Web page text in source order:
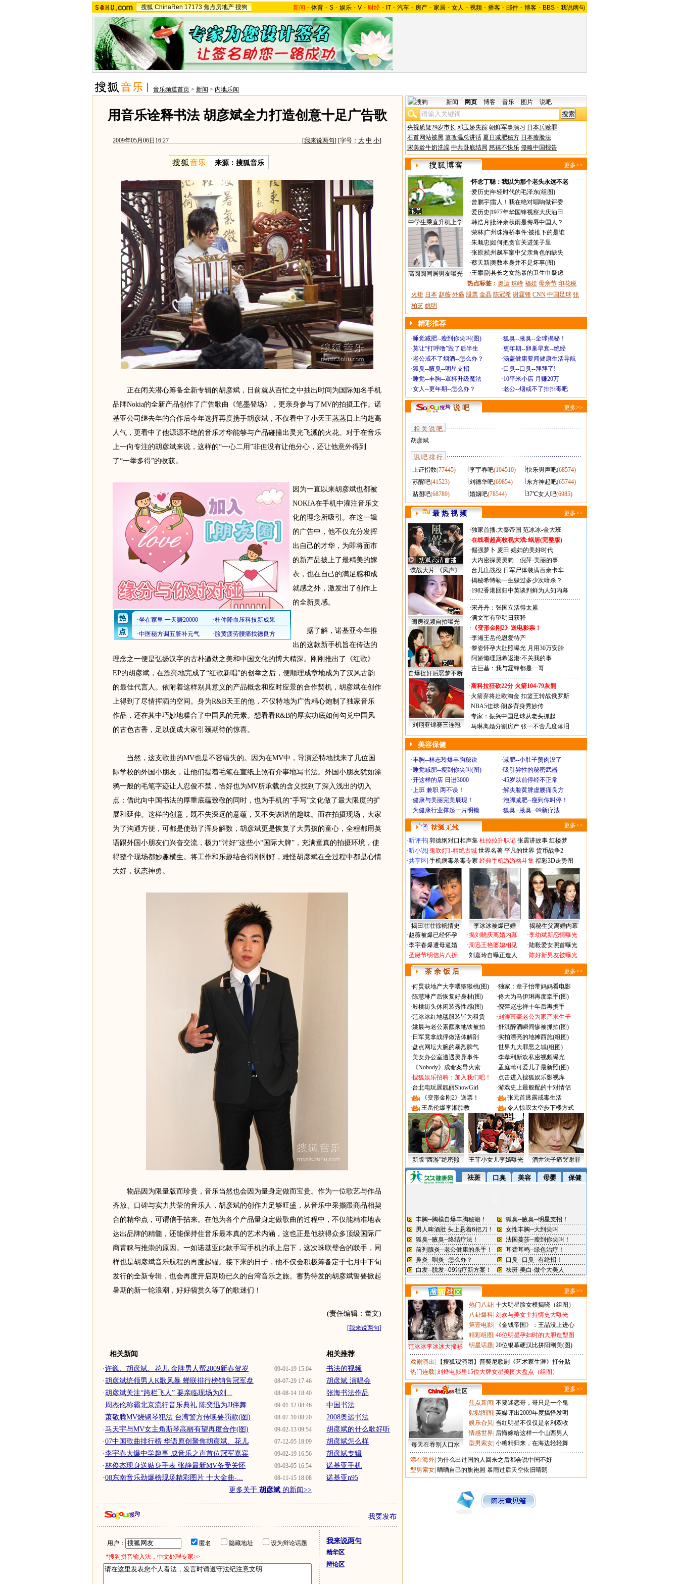
搜狐 ChinaRen 17173 焦点房地产 搜狗 新闻 - 体育 - S - 娱乐 - V - 财经 - IT - 汽车 - 房产 - 家居 - 女人 - 视频 - 播客 - 邮件 - 博客 - BBS - 我说两句
音乐频道首页 > 新闻 > 内地乐闻
用音乐诠释书法 胡彦斌全力打造创意十足广告歌
2009年05月06日16:27 [我来说两句] [字号： 大 中 小]
来源： 搜狐音乐
正在闭关潜心筹备全新专辑的胡彦斌，日前就从百忙之中抽出时间为国际知名手机
品牌Nokia的全新产品创作了广告歌曲《笔墨登场》，更亲身参与了MV的拍摄工作。诺
基亚公司继去年的合作后今年选择再度携手胡彦斌，不仅看中了小天王蒸蒸日上的超高
人气，更看中了他源源不绝的音乐才华能够与产品碰撞出灵光飞溅的火花。对于在音乐
上一向专注的胡彦斌来说，这样的“一心二用”非但没有让他分心，还让他意外得到
了“一举多得”的收获。
因为一直以来胡彦斌也都被
NOKIA在手机中灌注音乐文
化的理念所吸引。在这一辑
的广告中，他不仅充分发挥
出自己的才华，为即将面市
的新产品披上了最精美的嫁
衣，也在自己的满足感和成
就感之外，激发出了创作上
的全新灵感。
据了解，诺基亚今年推
出的这款新手机旨在传达的
理念之一便是弘扬汉字的古朴遒劲之美和中国文化的博大精深。刚刚推出了《红歌》
EP的胡彦斌，在漂亮地完成了“红歌新唱”的创举之后，便顺理成章地成为了汉风古韵
的最佳代言人。依附着这样别具意义的产品概念和应时应景的合作契机，胡彦斌在创作
上得到了尽情挥洒的空间。身为R&B天王的他，不仅特地为广告精心炮制了独家音乐
作品，还在其中巧妙地糅合了中国风的元素。想看看R&B的厚实功底如何勾兑中国风
的古色古香，足以促成大家引颈期待的惊喜。
当然，这支歌曲的MV也是不容错失的。因为在MV中，导演还特地找来了几位国
际学校的外国小朋友，让他们提着毛笔在宣纸上煞有介事地写书法。外国小朋友犹如涂
鸦一般的毛笔字迹让人忍俊不禁，恰好也为MV所承载的含义找到了深入浅出的切入
点：借此向中国书法的厚重底蕴致敬的同时，也为手机的“手写”文化做了最大限度的扩
展和延伸。这样的创意，既不失深远的意蕴，又不失诙谐的趣味。而在拍摄现场，大家
为了沟通方便，可都是使劲了浑身解数，胡彦斌更是恢复了大男孩的童心，全程都用英
语跟外国小朋友们兴奋交流，极力“讨好”这些小“国际大牌”，充满童真的拍摄环境，使
得整个现场都妙趣横生。将工作和乐趣结合得刚刚好，难怪胡彦斌在全过程中都是心情
大好，状态神勇。
物品因为限量版而珍贵，音乐当然也会因为量身定做而宝贵。作为一位歌艺与作品
齐放、口碑与实力共荣的音乐人，胡彦斌的创作力足够旺盛，从音乐中采撷跟商品相契
合的精华点，可谓信手拈来。在他为各个产品量身定做歌曲的过程中，不仅能精准地表
达出品牌的精髓，还能保持住音乐最本真的艺术内涵，这也正是他获得众多顶级国际厂
商青睐与推崇的原因。一如诺基亚此款手写手机的承上启下，这次珠联璧合的联手，同
样也是胡彦斌音乐航程的再度起锚。接下来的日子，他不仅会积极筹备定于七月中下旬
发行的全新专辑，也会再度开启期盼已久的台湾音乐之旅。蓄势待发的胡彦斌誓要掀起
暑期的新一轮浪潮，好好犒赏久等了的歌迷们！
(责任编辑：董文)
[我来说两句]
相关新闻
09-01-19 15:04
·许巍、胡彦斌、花儿 金牌男人帮2009新春贺岁
08-07-29 17:46
·胡彦斌统领男人K歌风暴 蝉联排行榜销售冠军盘
08-08-14 18:40
·胡彦斌关注“跨栏飞人” 要亲临现场为刘...
09-01-12 08:46
· 周杰伦称霸北京流行音乐典礼 陈奕迅为JJ伴舞
08-07-10 08:20
·萧敬腾MV烧钢琴犯法 台湾警方传唤要罚款(图)
09-02-13 09:54
·马天宇与MV女主角斯琴高丽有望再度合作(图)
07-12-05 18:09
·07中国歌曲排行榜 华语原创聚焦胡彦斌、花儿
09-02-19 16:56
·李宇春大爆中学趣事 成音乐之声首位冠军嘉宾
09-03-05 16:54
·林俊杰现身送贴身手表 张静最新MV备受关怀
08-11-15 18:08
·08东南音乐劲爆榜现场精彩图片 十大金曲-...
更多关于 胡彦斌 的新闻>>
相关推荐
书法的视频
胡彦斌 演唱会
张海书法作品
中国书法
2008奥运书法
胡彦斌的什么歌好听
胡彦斌怎么样
胡彦斌专辑
诺基亚手机
诺基亚n95
我要发布
用户： 匿名 隐藏地址
设为辩论话题
*搜狗拼音输入法，中文处理专家>>
我来说两句
精华区
辩论区
新闻 网页 博客 音乐 图片 说吧
央视质疑29岁市长 邓玉娇失踪 朝鲜军事演习 日本兵赎罪
石首网站被黑 篡改温总讲话 夏日减肥秘方 日本瘦脸法
宋美龄牛奶洗澡 中共卧底结局 慈禧不快乐 侵略中国报告
更多>>
中学生乘直升机上学
高圆圆同居男友曝光
·怀念丁聪：我以为那个老头永远不老
·爱历史 年轻时代的毛泽东(组图)
·曾鹏宇|雷人！我在绝对唱响做评委
·爱历史 1977年华国锋视察大庆油田
·韩浩月 批评余秋雨是侮辱中国人？
·荣林| 广州珠海桥事件:被推下的是谁
·朱顺忠 如何把贪官关进笼子里
·张原|杭州飙车案中父亲角色的缺失
·蔡天新|奥数本身并不是坏事(图)
·王攀|副县长之女施暴的卫生巾疑虑
热点标签： 奥运 珠峰 福娃 母亲节 印花税
火炬 日本 赵薇 外遇 股票 金晶 陈冠希 谢霆锋 CNN 中国足球 张
柏芝 姚明
精彩推荐
·睡觉减肥--瘦到你尖叫(图) ·狐臭--腋臭--全球揭秘！
·莫让“打呼噜”毁了后半生 ·更年期--卵巢早衰--绝经
·老公戒不了烟酒--怎么办？ ·涵盖健康要闻健康生活导航
·狐臭--腋臭--明星支招 ·口臭--口臭--拜拜了!
·睡觉--丰胸--罩杯升级魔法 ·10平米小店 月赚20万
·女人--更年期--怎么办？ ·老公--烟戒不了排排毒吧
说 吧 更多>>
相 关 说 吧
胡彦斌
说 吧 排 行
上证指数(77445) 李宇春吧(104510) 快乐男声吧(68574)
苏醒吧(41523) 刘德华吧(69854) 东方神起吧(65744)
贴图吧(68789) 婚姻吧(78544) 37℃女人吧(6985)
最 热 视 频 更多>>
谍战大片-《风声》
闺房视频自拍曝光
自爆捉奸后恶梦不断
·独家首播:大秦帝国 范冰冰-金大班
·在线看超高收视大戏:蜗居(完整版)
·倔强萝卜 麦田 媳妇的美好时代
·大内密探灵灵狗
倪萍-美丽的事
·台儿庄战役 日军尸体装满百余卡车
·揭秘希特勒一生躲过多少次暗杀？
·1982香港回归中英谈判鲜为人知内幕
·宋丹丹：张国立活得太累
·满文军有望明日获释
· 《变形金刚2》送电影票！
·李湘王岳伦恩爱待产
·黎姿怀孕大肚照曝光 月用30万安胎
·阿娇懒理冠希返港:不关我的事
·古巨基：我与霆锋都是一哥
刘翔亚锦赛三连冠
·斯科拉狂砍22分 火箭104-79灰熊
·火箭弃将赴欧淘金 扣篮王转战俄罗斯
·NBA5佳球-朗多背身秀妙传
·专家：振兴中国足球从老头抓起
·马琳离婚分割房产 张一不舍几度落泪
美容保健
·丰胸--林志玲爆丰胸秘诀 ·减肥--小肚子赘肉没了
·睡觉减肥--瘦到你尖叫(图) ·吸引异性的秘密武器
·开这样的店 日进3000 ·45岁以前停经不正常
·上班 兼职 两不误！ ·解决脸黄脾虚腰痛良方
·健康与美丽完美展现！ ·泡脚减肥--瘦到你叫停！
·为健康行业撑起一片明镜 ·狐臭--腋臭--09新疗法
更多>>
·听评书 郭德纲对口相声集 杜拉拉升职记 张震讲故事 红楼梦
·听小说 鬼吹灯1-精绝古城 世界名著 平凡的世界 货币战争2
·共享区 手机病毒杀毒专家 经典手机游游格斗集 福彩3D走势图
揭田壮壮徐帆情史 李冰冰被爆已婚
揭秘生父离婚内幕
·赵薇被爆已经怀孕
·李宇春爆遭母逼婚
·圣诞节明信片八折
·揭刘晓庆离婚内幕
·周迅王艳婆媳相见
·刘嘉玲自曝正造人
·李幼斌新恋情曝光
·陆毅爱女照首曝光
·陈好新男友被曝光
茶 余 饭 后 更多>>
·何炅获地产大亨喂猕猴桃(图) ·独家：章子怡带妈妈看电影
·陈慧琳产后恢复好身材(图) ·佟大为马伊琍再度牵手(图)
·殷桃街头休闲装秀性感(图) ·倪萍赵忠祥十年后再携手
·范冰冰红地毯服装皆为租赁 ·刘涛富豪老公为家产求生子
·姚晨与老公素颜乘地铁被拍 ·舒淇醉酒瞬间惨被抓拍(图)
· 日军竟拿战俘做活体解剖 ·实拍漂亮的地摊西施(组图)
·盘点网坛大腕的暴烈脾气 ·世界九大罪恶之城(组图)
·美女办公室遭遇灵异事件 ·李孝利新欢私密视频曝光
· 《Nobody》成命案导火索 ·孟庭苇可爱儿子最新照(图)
·搜狐娱乐招聘：加入我们吧！ ·点击进入搜狐娱乐影视库
·台北电玩展靓丽ShowGirl ·游戏史上最般配的十对情侣
·
《变形金刚2》送票！ ·
张元首透露戒毒生活
·
王岳伦爆李湘胎教 · 令人惊叹太空步下楼方式
新版“西游”绝密照 王菲小女儿李嫣曝光 酒井法子痛哭谢罪
更多>>
范冰冰李冰冰大撞衫
热门八卦 十大明星脸女模揭晓（组图）
八卦爆料 刘欢与美女主持情史大曝光
第壹电影
《金钱帝国》：王晶没上进心
精彩组图 46位明星孕妇时的大胆造型图
明星话题 20位银幕硬汉比拼阳刚美(图)
戏剧演出
【搜狐观演团】普契尼歌剧《艺术家生涯》打分贴
热门连载 刘烨电影里15位大牌女星美图大盘点（组图）
更多>>
每天在吞别人口水
焦点新闻 不要迷恋哥，哥只是一个鬼
贴贴图图 英媒评出2009年度搞怪发明
娱乐旮旯 当红明星不仅仅是名利双收
情感世界 后悔嫁给这样一个山西男人
型男索女 小糖精归来，在海边轻轻舞
漂在海外 为什么出过国的人回来之后都会说中国不好
型男索女 晒晒自己的旗袍照 暴雨过后天空依旧晴朗